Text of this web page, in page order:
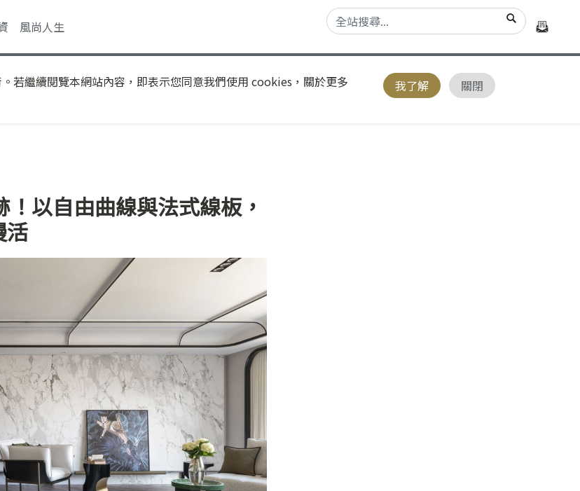
風尚人生
若繼續閱覽本網站內容，即表示您同意我們使用 cookies，關於更多
我了解 關閉
以自由曲線與法式線板，
活